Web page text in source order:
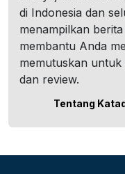
di Indonesia dan
menampilkan
membantu Anda
memutuskan untuk
dan review.
Tentang